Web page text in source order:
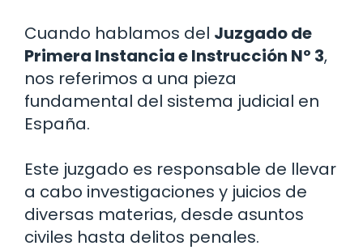
Cuando hablamos del Juzgado de
Primera Instancia e Instrucción Nº 3,
nos referimos a una pieza
fundamental del sistema judicial en
España.
Este juzgado es responsable de llevar
a cabo investigaciones y juicios de
diversas materias, desde asuntos
civiles hasta delitos penales.